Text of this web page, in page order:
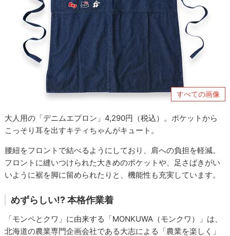
すべての画像
大人用の「デニムエプロン」4,290円（税込）。ポケットから
こっそり耳を出すキティちゃんがキュート。
腰紐をフロントで結べるようにしており、肩への負担を軽減。
フロントに縫いつけられた大きめのポケットや、足さばきがい
いように裾を脚に留められたりと、機能性も充実しています。
めずらしい!? 本格作業着
「モンペとクワ」に由来する「MONKUWA（モンクワ）」は、
北海道の農業専門企画会社である大志による「農業を楽しく」